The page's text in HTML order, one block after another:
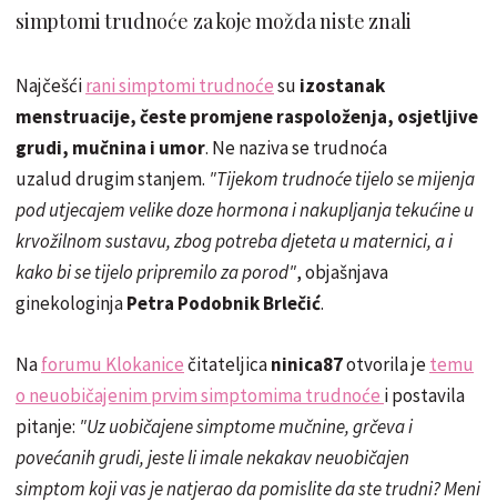
simptomi trudnoće za koje možda niste znali
Najčešćirani simptomi trudnoćesu izostanak
menstruacije, česte promjene raspoloženja, osjetljive
grudi, mučnina i umor. Ne naziva se trudnoća
uzalud drugim stanjem. "Tijekom trudnoće tijelo se mijenja
pod utjecajem velike doze hormona i nakupljanja tekućine u
krvožilnom sustavu, zbog potreba djeteta u maternici, a i
kako bi se tijelo pripremilo za porod", objašnjava
ginekologinjaPetra Podobnik Brlečić.
Naforumu Klokanicečitateljicaninica87otvorila jetemu
o neuobičajenim prvim simptomima trudnoće i postavila
pitanje: "Uz uobičajene simptome mučnine, grčeva i
povećanih grudi, jeste li imale nekakav neuobičajen
simptom koji vas je natjerao da pomislite da ste trudni? Meni